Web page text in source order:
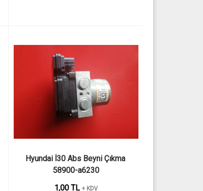
Hyundai İ30 Abs Beyni Çıkma
58900-a6230
1,00 TL + KDV